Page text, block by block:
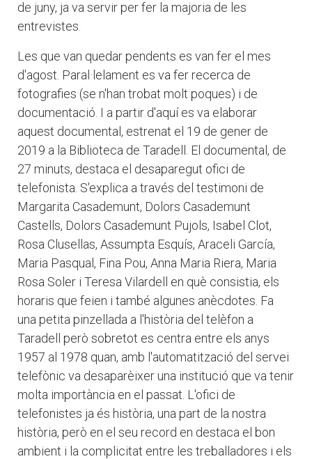
de juny, ja va servir per fer la majoria de les
entrevistes.
Les que van quedar pendents es van fer el mes
d'agost. Paral·lelament es va fer recerca de
fotografies (se n'han trobat molt poques) i de
documentació. I a partir d'aquí es va elaborar
aquest documental, estrenat el 19 de gener de
2019 a la Biblioteca de Taradell. El documental, de
27 minuts, destaca el desaparegut ofici de
telefonista. S'explica a través del testimoni de
Margarita Casademunt, Dolors Casademunt
Castells, Dolors Casademunt Pujols, Isabel Clot,
Rosa Clusellas, Assumpta Esquís, Araceli García,
Maria Pasqual, Fina Pou, Anna Maria Riera, Maria
Rosa Soler i Teresa Vilardell en què consistia, els
horaris que feien i també algunes anècdotes. Fa
una petita pinzellada a l'història del telèfon a
Taradell però sobretot es centra entre els anys
1957 al 1978 quan, amb l'automatització del servei
telefònic va desaparèixer una institució que va tenir
molta importància en el passat. L'ofici de
telefonistes ja és història, una part de la nostra
història, però en el seu record en destaca el bon
ambient i la complicitat entre les treballadores i els